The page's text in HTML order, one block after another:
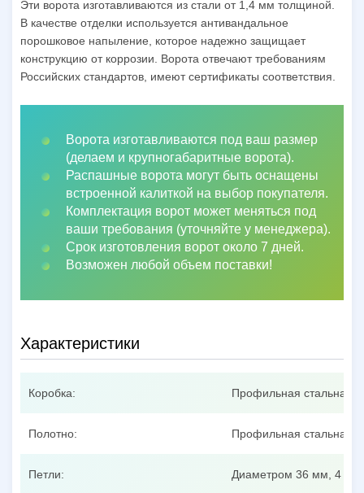
Эти ворота изготавливаются из стали от 1,4 мм толщиной.
В качестве отделки используется антивандальное
порошковое напыление, которое надежно защищает
конструкцию от коррозии. Ворота отвечают требованиям
Российских стандартов, имеют сертификаты соответствия.
Ворота изготавливаются под ваш размер
(делаем и крупногабаритные ворота).
Распашные ворота могут быть оснащены
встроенной калиткой на выбор покупателя.
Комплектация ворот может меняться под
ваши требования (уточняйте у менеджера).
Срок изготовления ворот около 7 дней.
Возможен любой объем поставки!
Характеристики
Коробка: Профильная стальная
Полотно: Профильная стальная
Петли: Диаметром 36 мм, 4 шт.